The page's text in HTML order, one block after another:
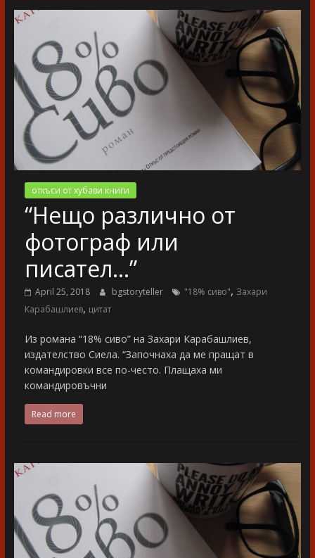
разказ
откъси от хубави книги
“Нещо различно от
фотограф или
писател…”
April 25, 2018 bgstoryteller "18% сиво", Захари
Карабашлиев, цитат
Из романа “18% сиво” на Захари Карабашлиев,
издателство Сиела. “Започнаха да ме пращат в
командировки все по-често. Плащаха ми
командировъчни
Read more